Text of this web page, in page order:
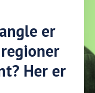
er
Her er